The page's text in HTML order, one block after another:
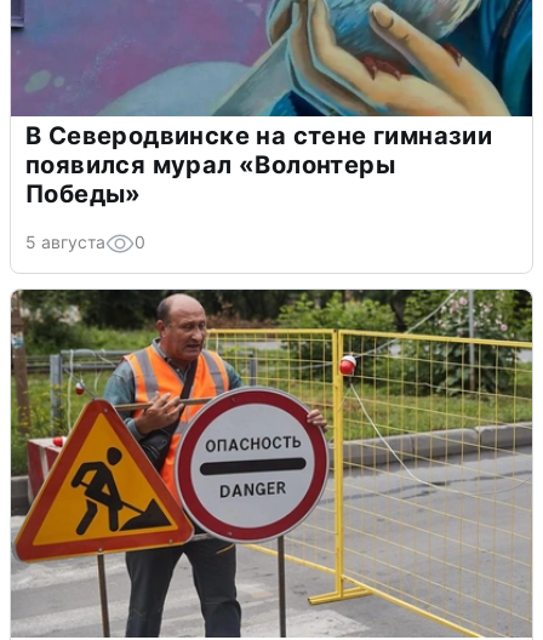
В Северодвинске на стене гимназии
появился мурал «Волонтеры
Победы»
5 августа 0